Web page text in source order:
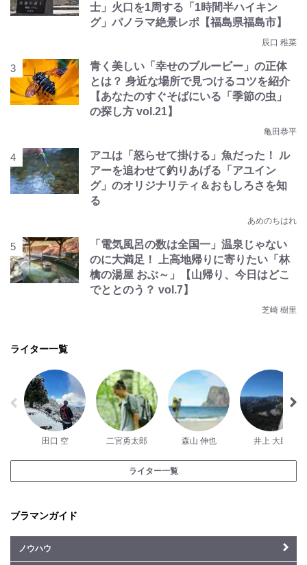
士」火口を1周する「1時間半ハイキン
グ」パノラマ絶景レポ【福島県福島市】
辰口 稚菜
青く美しい「幸せのブルービー」の正体
とは？ 身近な場所で見つけるコツを紹介
【あなたのすぐそばにいる「季節の虫」
の探し方 vol.21】
亀田恭平
アユは「怒らせて掛ける」魚だった！ ル
アーを追わせて釣りあげる「アユイン
グ」のオリジナリティ＆おもしろさを知
る
あめのちはれ
「電気風呂の数は全国一」温泉じゃない
のに大満足！ 上高地帰りに寄りたい「林
檎の湯屋 おぶ～」【山帰り、今日はどこ
でととのう？ vol.7】
芝崎 樹里
ライター一覧
田口 空 二宮勇太郎 森山 伸也 井上 大助
ライター一覧
ブラマンガイド
ノウハウ